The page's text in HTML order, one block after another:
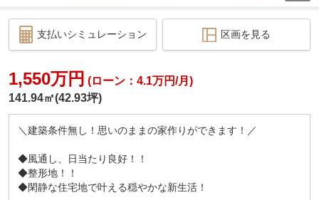
支払いシミュレーション 区画を見る
1,550万円 (ローン：4.1万円/月)
141.94㎡(42.93坪)
＼建築条件無し！思いのままの家作りができます！／
◆風通し、日当たり良好！！
◆整形地！！
◆閑静な住宅地で叶える穏やかな新生活！